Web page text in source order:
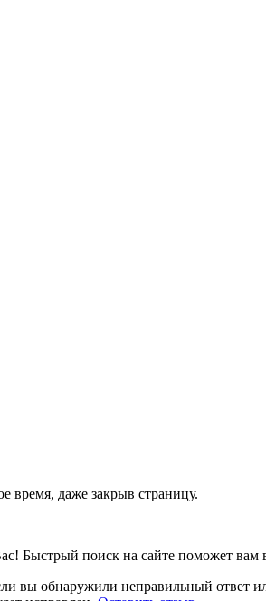
время, даже закрыв страницу.
Быстрый поиск на сайте поможет вам
вы обнаружили неправильный ответ